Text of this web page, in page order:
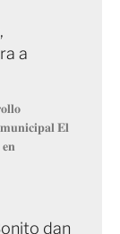
a
𝐄𝐥
dan